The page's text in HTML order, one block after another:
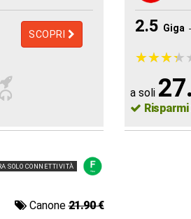
SCOPRI 2.5 Giga
★★★★
★★★★
a soli
Risparmi
SOLO CONNETTIVITÀ
Canone21.90 €